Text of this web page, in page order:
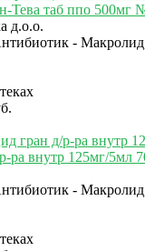
Тева таб ппо 500мг
д.о.о.
-
ра внутр 125мг/5мл
-